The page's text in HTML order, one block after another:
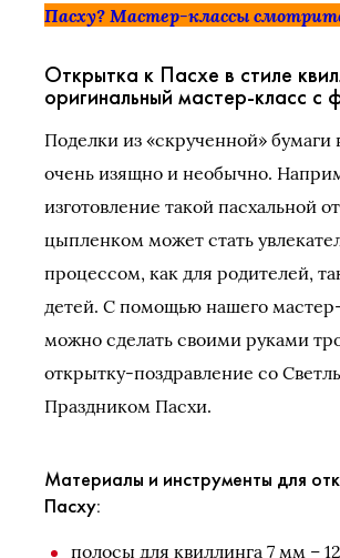
Пасху? Мастер-классы
Открытка к Пасхе в стиле
оригинальный мастер-класс с
Поделки из «скрученной» бумаги
очень изящно и необычно.
изготовление такой пасхальной
цыпленком может стать
процессом, как для родителей,
детей. С помощью нашего
можно сделать своими руками
открытку-поздравление со
Праздником Пасхи.
Материалы и инструменты для
Пасху:
полосы для квиллинга 7 мм –